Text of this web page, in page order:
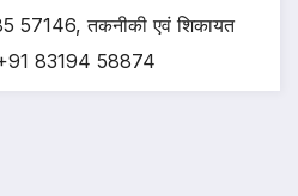
57146, तकनीकी एवं शिकायत
83194 58874